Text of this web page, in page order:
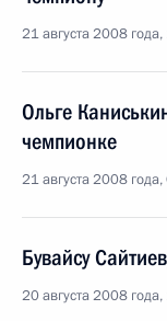
21 августа 2008
Ольге
чемпионке
21 августа 2008
Бувайсу
20 августа 2008